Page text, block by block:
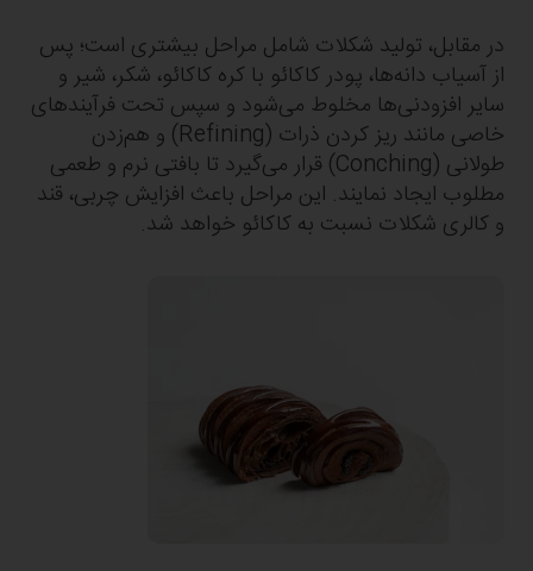
در مقابل، تولید شکلات شامل مراحل بیشتری است؛ پس
از آسیاب دانه‌ها، پودر کاکائو با کره کاکائو، شکر، شیر و
سایر افزودنی‌ها مخلوط می‌شود و سپس تحت فرآیندهای
خاصی مانند ریز کردن ذرات (Refining) و هم‌زدن
طولانی (Conching) قرار می‌گیرد تا بافتی نرم و طعمی
مطلوب ایجاد نمایند. این مراحل باعث افزایش چربی، قند
و کالری شکلات نسبت به کاکائو خواهد شد.